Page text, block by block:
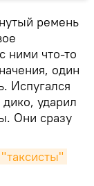
ремень
ними что-то
один
Испугался
ударил
Они сразу